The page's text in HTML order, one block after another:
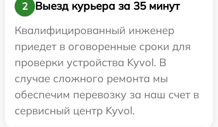
2
Выезд курьера за 35 минут
Квалифицированный инженер
приедет в оговоренные сроки для
проверки устройства Kyvol. В
случае сложного ремонта мы
обеспечим перевозку за наш счет в
сервисный центр Kyvol.